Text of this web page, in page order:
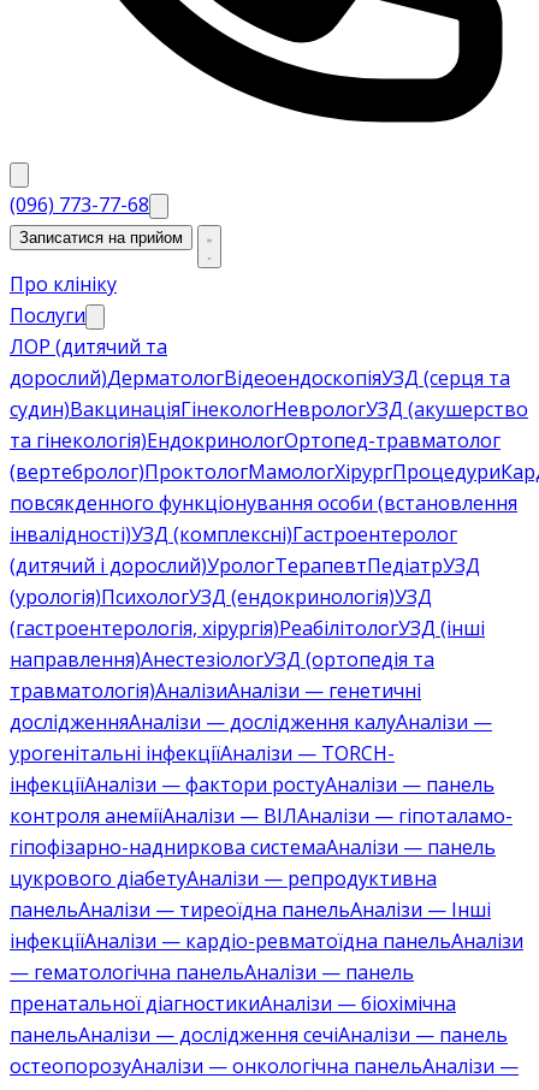
(096) 773-77-68
Записатися на прийом
Про клініку
Послуги
ЛОР (дитячий та
дорослий)ДерматологВідеоендоскопіяУЗД (серця та
судин)ВакцинаціяГінекологНеврологУЗД (акушерство
та гінекологія)ЕндокринологОртопед-травматолог
(вертебролог)ПроктологМамологХірургПроцедури
повсякденного функціонування особи (встановлення
інвалідності)УЗД (комплексні)Гастроентеролог
(дитячий і дорослий)УрологТерапевтПедіатрУЗД
(урологія)ПсихологУЗД (ендокринологія)УЗД
(гастроентерологія, хірургія)РеабілітологУЗД (інші
направлення)АнестезіологУЗД (ортопедія та
травматологія)АналізиАналізи — генетичні
дослідженняАналізи — дослідження калуАналізи —
урогенітальні інфекціїАналізи — TORCH-
інфекціїАналізи — фактори ростуАналізи — панель
контроля анеміїАналізи — ВІЛАналізи — гіпоталамо-
гіпофізарно-надниркова системаАналізи — панель
цукрового діабетуАналізи — репродуктивна
панельАналізи — тиреоїдна панельАналізи — Інші
інфекціїАналізи — кардіо-ревматоїдна панельАналізи
— гематологічна панельАналізи — панель
пренатальної діагностикиАналізи — біохімічна
панельАналізи — дослідження сечіАналізи — панель
остеопорозуАналізи — онкологічна панельАналізи —